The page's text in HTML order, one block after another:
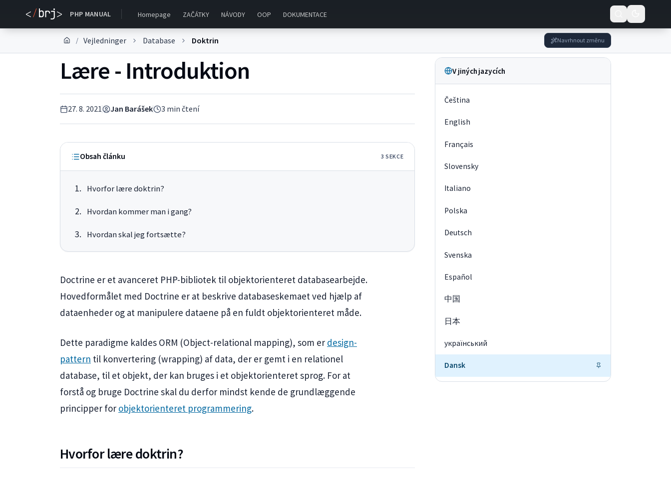
PHP MANUAL Homepage ZAČÁTKY NÁVODY OOP DOKUMENTACE
/ Vejledninger Database Doktrin Navrhnout změnu
Lære - Introduktion
27. 8. 2021 Jan Barášek 3 min čtení
Obsah článku 3 SEKCE
Hvorfor lære doktrin?
Hvordan kommer man i gang?
Hvordan skal jeg fortsætte?
Doctrine er et avanceret PHP-bibliotek til objektorienteret databasearbejde.
Hovedformålet med Doctrine er at beskrive databaseskemaet ved hjælp af
dataenheder og at manipulere dataene på en fuldt objektorienteret måde.
Dette paradigme kaldes ORM (Object-relational mapping), som er design-
pattern til konvertering (wrapping) af data, der er gemt i en relationel
database, til et objekt, der kan bruges i et objektorienteret sprog. For at
forstå og bruge Doctrine skal du derfor mindst kende de grundlæggende
principper for objektorienteret programmering.
Hvorfor lære doktrin?
V jiných jazycích
Čeština
English
Français
Slovensky
Italiano
Polska
Deutsch
Svenska
Español
中国
日本
український
Dansk